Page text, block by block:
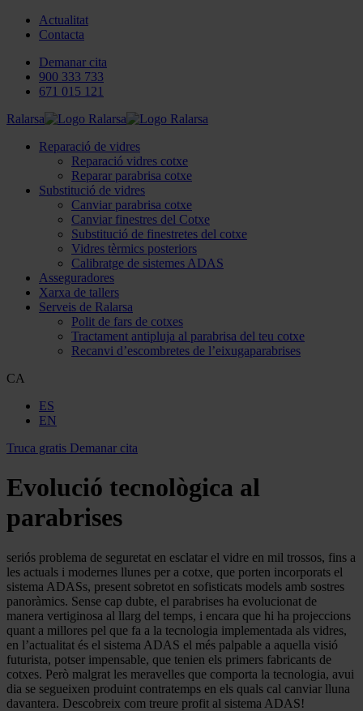
Actualitat
Contacta
Demanar cita
900 333 733
671 015 121
Ralarsa
Reparació de vidres
Reparació vidres cotxe
Reparar parabrisa cotxe
Substitució de vidres
Canviar parabrisa cotxe
Canviar finestres del Cotxe
Substitució de finestretes del cotxe
Vidres tèrmics posteriors
Calibratge de sistemes ADAS
Asseguradores
Xarxa de tallers
Serveis de Ralarsa
Polit de fars de cotxes
Tractament antipluja al parabrisa del teu cotxe
Recanvi d’escombretes de l’eixugaparabrises
CA
ES
EN
Truca gratis Demanar cita
Evolució tecnològica al
parabrises
seriós problema de seguretat en esclatar el vidre en mil trossos, fins a
les actuals i modernes llunes per a cotxe, que porten incorporats el
sistema ADASs, present sobretot en sofisticats models amb sostres
panoràmics. Sense cap dubte, el parabrises ha evolucionat de
manera vertiginosa al llarg del temps, i encara que hi ha projeccions
quant a millores pel que fa a la tecnologia implementada als vidres,
en l’actualitat és el sistema ADAS el més palpable a aquella visió
futurista, potser impensable, que tenien els primers fabricants de
cotxes. Però malgrat les meravelles que comporta la tecnologia, avui
dia se segueixen produint contratemps en els quals cal canviar lluna
davantera. Descobreix com treure profit al sistema ADAS!